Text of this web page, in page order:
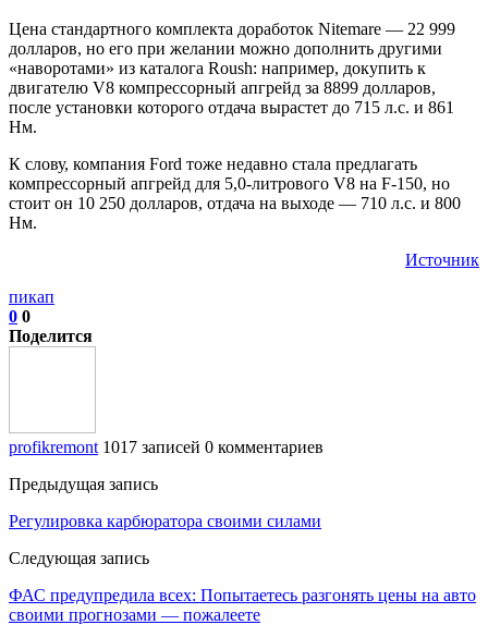
Цена стандартного комплекта доработок Nitemare — 22 999
долларов, но его при желании можно дополнить другими
«наворотами» из каталога Roush: например, докупить к
двигателю V8 компрессорный апгрейд за 8899 долларов,
после установки которого отдача вырастет до 715 л.с. и 861
Нм.
К слову, компания Ford тоже недавно стала предлагать
компрессорный апгрейд для 5,0-литрового V8 на F-150, но
стоит он 10 250 долларов, отдача на выходе — 710 л.с. и 800
Нм.
Источник
пикап
0 0
Поделится
profikremont 1017 записей 0 комментариев
Предыдущая запись
Регулировка карбюратора своими силами
Следующая запись
ФАС предупредила всех: Попытаетесь разгонять цены на авто
своими прогнозами — пожалеете